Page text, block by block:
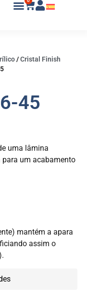
/Cristal Finish
45
uma lâmina
um acabamento
mantém a apara
assim o